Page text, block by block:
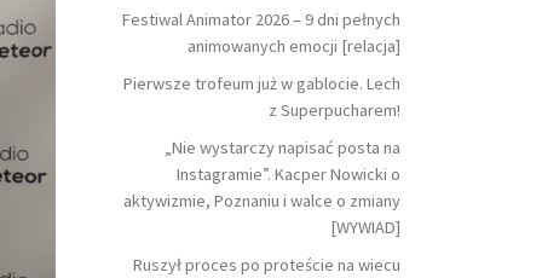
Festiwal Animator 2026 – 9 dni pełnych
animowanych emocji [relacja]
Pierwsze trofeum już w gablocie. Lech
z Superpucharem!
„Nie wystarczy napisać posta na
Instagramie”. Kacper Nowicki o
aktywizmie, Poznaniu i walce o zmiany
[WYWIAD]
Ruszył proces po proteście na wiecu